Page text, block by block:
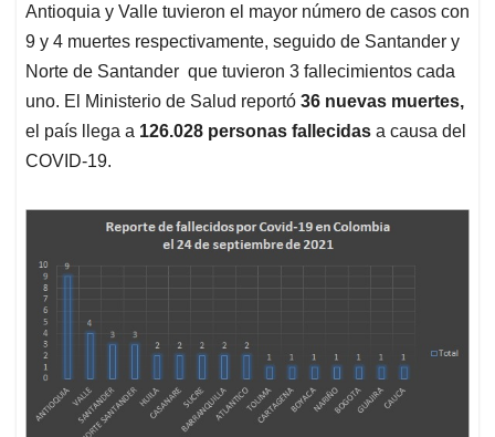
Antioquia y Valle tuvieron el mayor número de casos con
9 y 4 muertes respectivamente, seguido de Santander y
Norte de Santander que tuvieron 3 fallecimientos cada
uno. El Ministerio de Salud reportó 36 nuevas muertes,
el país llega a 126.028 personas fallecidas a causa del
COVID-19.